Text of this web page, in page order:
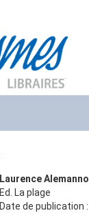
Laurence Alemanno
Ed.
La plage
Date de publication :